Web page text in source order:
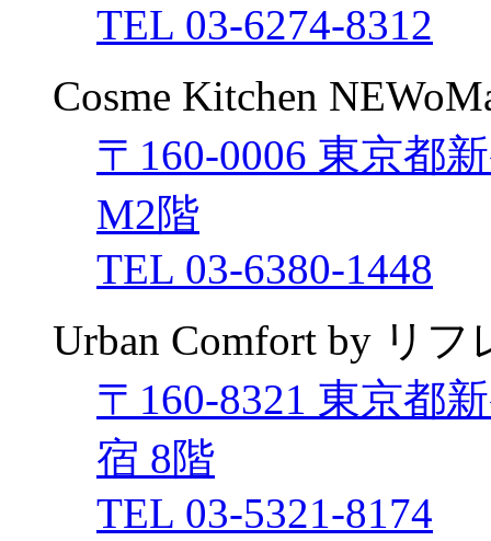
TEL 03-6274-8312
Cosme Kitchen
〒160-0006 東京都
M2階
TEL 03-6380-1448
Urban Comfort by リ
〒160-8321 東京都
宿 8階
TEL 03-5321-8174